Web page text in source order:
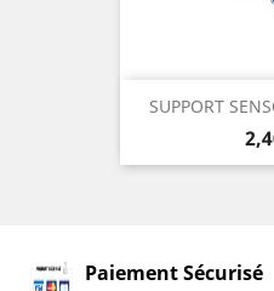
SUPPORT
Paiement Sécurisé